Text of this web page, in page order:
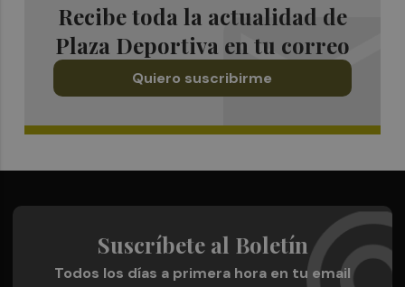
Recibe toda la actualidad de
Plaza Deportiva en tu correo
Quiero suscribirme
Suscríbete al Boletín
Todos los días a primera hora en tu email